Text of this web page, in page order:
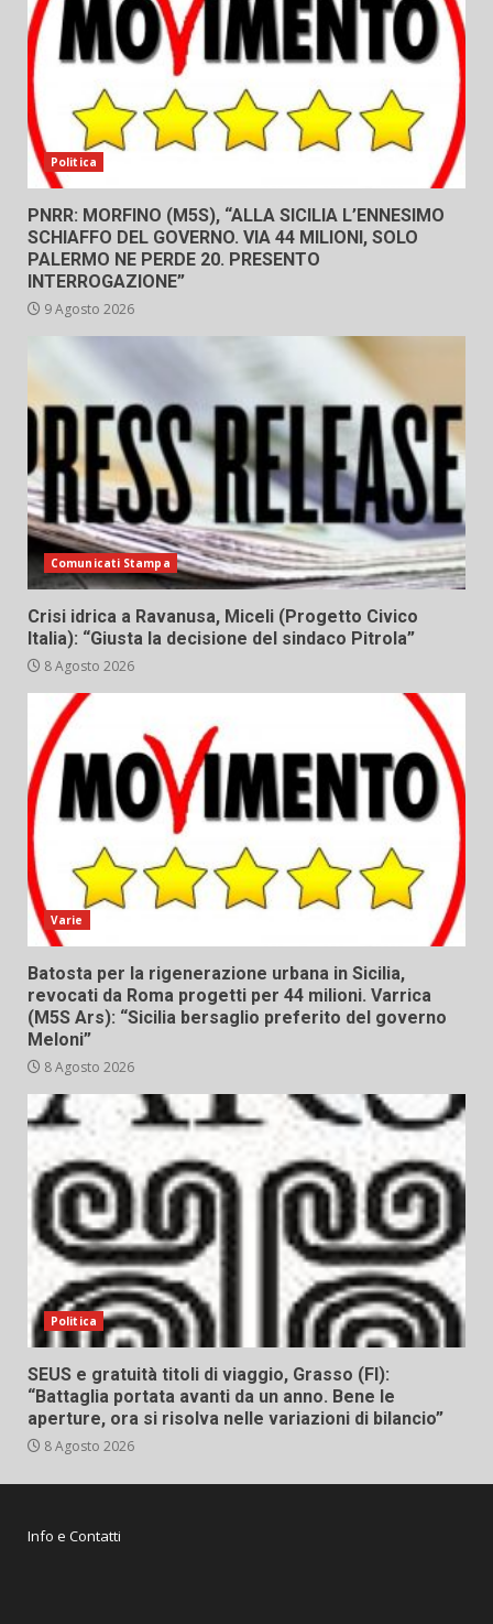
Politica
PNRR: MORFINO (M5S), “ALLA SICILIA L’ENNESIMO
SCHIAFFO DEL GOVERNO. VIA 44 MILIONI, SOLO
PALERMO NE PERDE 20. PRESENTO
INTERROGAZIONE”
9 Agosto 2026
Comunicati Stampa
Crisi idrica a Ravanusa, Miceli (Progetto Civico
Italia): “Giusta la decisione del sindaco Pitrola”
8 Agosto 2026
Varie
Batosta per la rigenerazione urbana in Sicilia,
revocati da Roma progetti per 44 milioni. Varrica
(M5S Ars): “Sicilia bersaglio preferito del governo
Meloni”
8 Agosto 2026
Politica
SEUS e gratuità titoli di viaggio, Grasso (FI):
“Battaglia portata avanti da un anno. Bene le
aperture, ora si risolva nelle variazioni di bilancio”
8 Agosto 2026
Info e Contatti